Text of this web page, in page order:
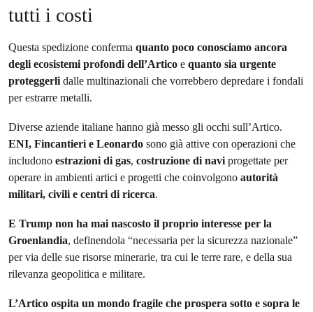
tutti i costi
Questa spedizione conferma quanto poco conosciamo ancora
degli ecosistemi profondi dell’Artico e quanto sia urgente
proteggerli dalle multinazionali che vorrebbero depredare i fondali
per estrarre metalli.
Diverse aziende italiane hanno già messo gli occhi sull’Artico.
ENI, Fincantieri e Leonardo sono già attive con operazioni che
includono estrazioni di gas, costruzione di navi progettate per
operare in ambienti artici e progetti che coinvolgono autorità
militari, civili e centri di ricerca.
E Trump non ha mai nascosto il proprio interesse per la
Groenlandia, definendola “necessaria per la sicurezza nazionale”
per via delle sue risorse minerarie, tra cui le terre rare, e della sua
rilevanza geopolitica e militare.
L’Artico ospita un mondo fragile che prospera sotto e sopra le